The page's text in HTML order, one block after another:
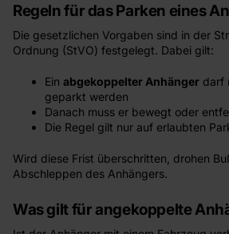
Regeln für das Parken eines
Die gesetzlichen Vorgaben sind in der
Ordnung (StVO) festgelegt. Dabei gilt:
Ein abgekoppelter Anhänger darf
geparkt werden
Danach muss er bewegt oder
Die Regel gilt nur auf erlaubten
Wird diese Frist überschritten, drohen
Abschleppen des Anhängers.
Was gilt für angekoppelte